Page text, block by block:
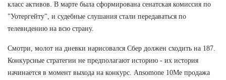
класс активов. В марте была сформирована сенатская комиссия по
"Уотергейту", и судебные слушания стали передаваться по
телевидению на всю страну.
Смотри, молот на дневки нарисовался Сбер должен сходить на 187.
Конкурсные стратегии не предполагают историю - их история
начинается в момент выхода на конкурс. Ansomone 10Me продажа